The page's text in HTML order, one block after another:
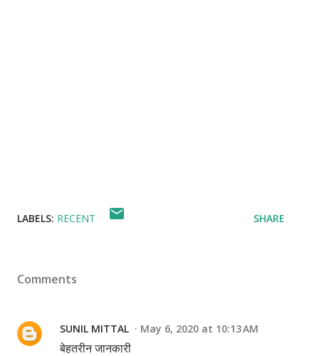
LABELS: RECENT SHARE
Comments
SUNIL MITTAL May 6, 2020 at 10:13 AM
बेहतरीन जानकारी